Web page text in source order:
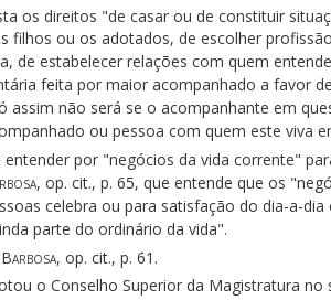
os direitos "de casar ou de constituir
filhos ou os adotados, de escolher
de estabelecer relações com quem
feita por maior acompanhado a favor
assim não será se o acompanhante em
ou pessoa com quem este viva
entender por "negócios da vida corrente"
, op. cit., p. 65, que entende que os
celebra ou para satisfação do dia-a-
parte do ordinário da vida".
Barbosa, op. cit., p. 61.
o Conselho Superior da Magistratura